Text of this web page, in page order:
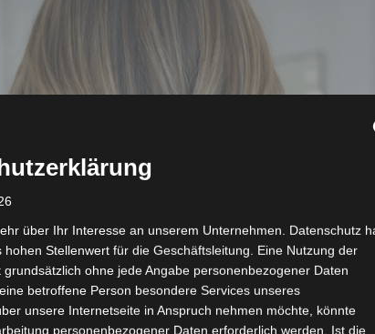
über Ihr Interesse an unserem Unternehmen. Datenschutz
hohen Stellenwert für die Geschäftsleitung. Eine Nutzung der
grundsätzlich ohne jede Angabe personenbezogener Daten
betroffene Person besondere Services unseres
unsere Internetseite in Anspruch nehmen möchte, könnte
personenbezogener Daten erforderlich werden. Ist die